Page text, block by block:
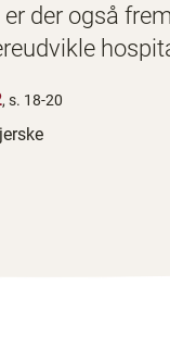
der også
, s. 18-20